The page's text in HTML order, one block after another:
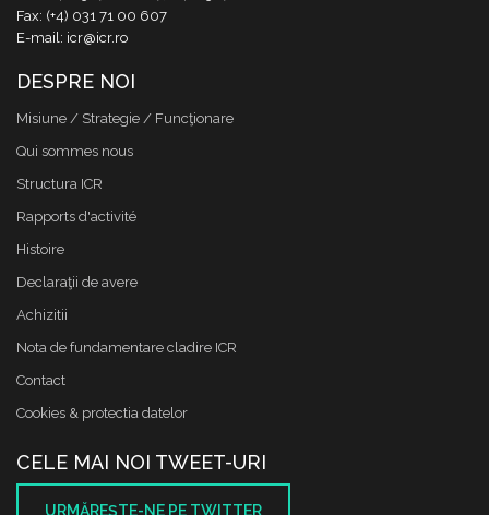
Fax: (+4) 031 71 00 607
E-mail: icr@icr.ro
DESPRE NOI
Misiune / Strategie / Funcţionare
Qui sommes nous
Structura ICR
Rapports d'activité
Histoire
Declaraţii de avere
Achizitii
Nota de fundamentare cladire ICR
Contact
Cookies & protectia datelor
CELE MAI NOI TWEET-URI
URMĂREŞTE-NE PE TWITTER